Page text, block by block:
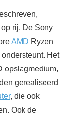
rij. De Sony
AMD Ryzen
Het
opslagmedium,
gerealiseerd
, die ook
Ook de